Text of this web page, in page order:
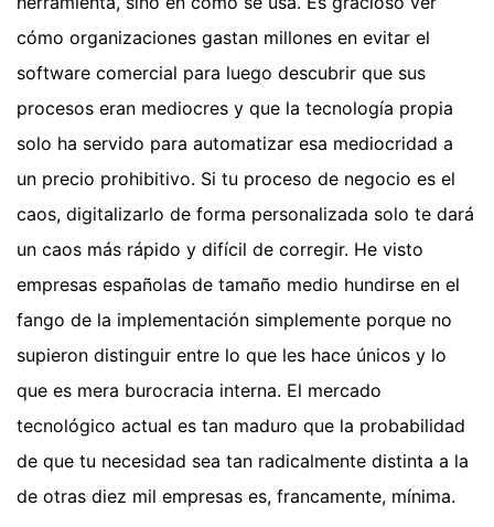
cómo organizaciones gastan millones en evitar el
software comercial para luego descubrir que sus
procesos eran mediocres y que la tecnología propia
solo ha servido para automatizar esa mediocridad a
un precio prohibitivo. Si tu proceso de negocio es el
caos, digitalizarlo de forma personalizada solo te dará
un caos más rápido y difícil de corregir. He visto
empresas españolas de tamaño medio hundirse en el
fango de la implementación simplemente porque no
supieron distinguir entre lo que les hace únicos y lo
que es mera burocracia interna. El mercado
tecnológico actual es tan maduro que la probabilidad
de que tu necesidad sea tan radicalmente distinta a la
de otras diez mil empresas es, francamente, mínima.